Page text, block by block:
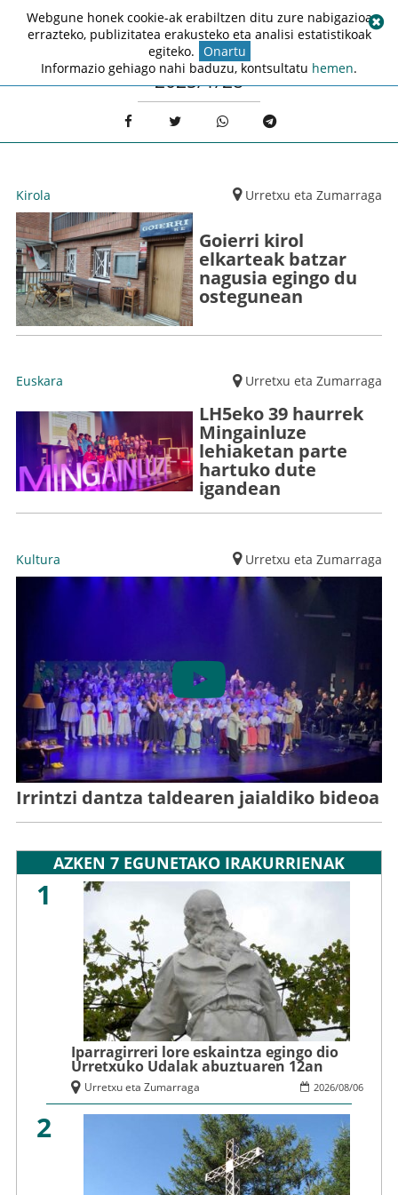
2025/1/28
Kirola Urretxu eta Zumarraga
Goierri kirol
elkarteak batzar
nagusia egingo du
ostegunean
Euskara Urretxu eta Zumarraga
LH5eko 39 haurrek
Mingainluze
lehiaketan parte
hartuko dute
igandean
Kultura Urretxu eta Zumarraga
Irrintzi dantza taldearen jaialdiko bideoa
AZKEN 7 EGUNETAKO IRAKURRIENAK
1
Iparragirreri lore eskaintza egingo dio
Urretxuko Udalak abuztuaren 12an
2026/08/06
Urretxu eta Zumarraga
2
Webgune honek cookie-ak erabiltzen ditu zure nabigazioa
errazteko, publizitatea erakusteko eta analisi estatistikoak
egiteko. Onartu
Informazio gehiago nahi baduzu, kontsultatu hemen.